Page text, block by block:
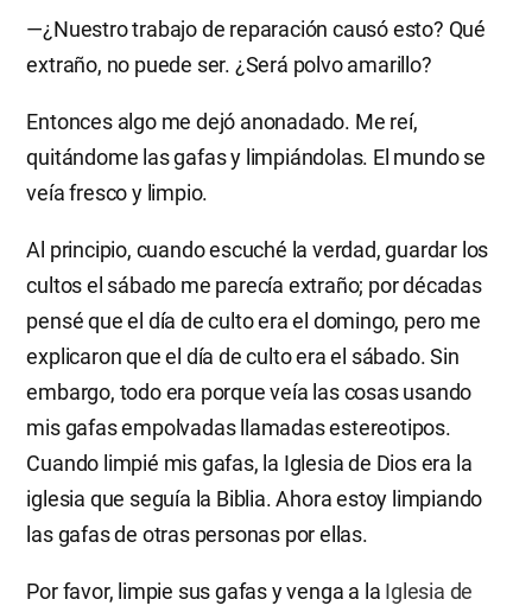
—¿Nuestro trabajo de reparación causó esto? Qué
extraño, no puede ser. ¿Será polvo amarillo?
Entonces algo me dejó anonadado. Me reí,
quitándome las gafas y limpiándolas. El mundo se
veía fresco y limpio.
Al principio, cuando escuché la verdad, guardar los
cultos el sábado me parecía extraño; por décadas
pensé que el día de culto era el domingo, pero me
explicaron que el día de culto era el sábado. Sin
embargo, todo era porque veía las cosas usando
mis gafas empolvadas llamadas estereotipos.
Cuando limpié mis gafas, la Iglesia de Dios era la
iglesia que seguía la Biblia. Ahora estoy limpiando
las gafas de otras personas por ellas.
Por favor, limpie sus gafas y venga a la Iglesia de